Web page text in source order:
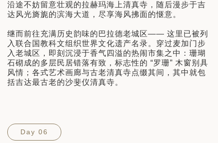
沿途不妨留意壮观的拉赫玛海上清真寺，随后漫步于吉
达风光旖旎的滨海大道，尽享海风拂面的惬意。
继而前往充满历史韵味的巴拉德老城区—— 这里已被列
入联合国教科文组织世界文化遗产名录。穿过麦加门步
入老城区，即刻沉浸于香气四溢的热闹市集之中：珊瑚
石砌成的多层民居错落有致，标志性的 “罗珊” 木窗别具
风情；各式艺术画廊与古老清真寺点缀其间，其中就包
括吉达最古老的沙斐仪清真寺。
Day 06